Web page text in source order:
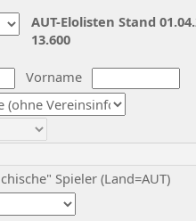
Vorname
Spieler (Land=AUT)
AUT-Elolisten Stand
13.600